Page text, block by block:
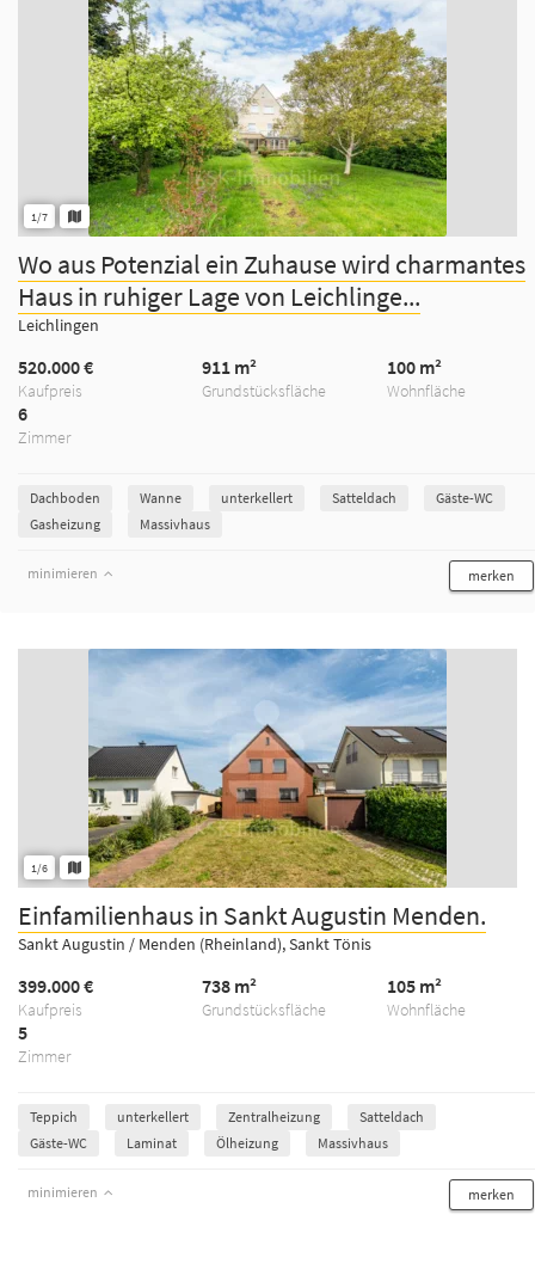
1/7
Wo aus Potenzial ein Zuhause wird charmantes
Haus in ruhiger Lage von Leichlinge...
Leichlingen
Kaufpreis
520.000 €
Grundstücksfläche
911 m²
Wohnfläche
100 m²
Zimmer
6
Dachboden Wanne unterkellert Satteldach
Gäste-WC
Gasheizung
Massivhaus
minimieren merken
1/6
Einfamilienhaus in Sankt Augustin Menden.
Sankt Augustin / Menden (Rheinland), Sankt Tönis
Kaufpreis
399.000 €
Grundstücksfläche
738 m²
Wohnfläche
105 m²
Zimmer
5
Teppich unterkellert Zentralheizung
Satteldach
Gäste-WC
Laminat Ölheizung Massivhaus
minimieren merken